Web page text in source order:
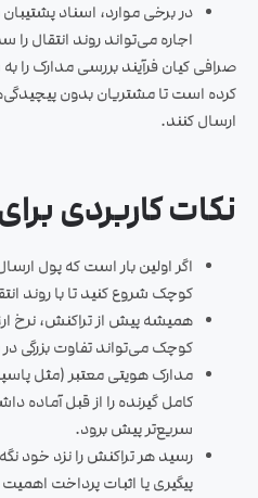
در برخی موارد، اسناد
اجاره می‌تواند روند انتقال
صرافی کیان فرآیند بررسی مدارک
کرده است تا مشتریان بدون
ارسال کنند.
نکات کاربردی برای
اگر اولین بار است که پول
کوچک شروع کنید تا با روند
همیشه پیش از تراکنش، نرخ
کوچک می‌تواند تفاوت بزرگی در
مدارک هویتی معتبر (مثل
کامل گیرنده را از قبل آماده
سریع‌تر پیش برود.
رسید هر تراکنش را نزد خود
پیگیری یا اثبات پرداخت